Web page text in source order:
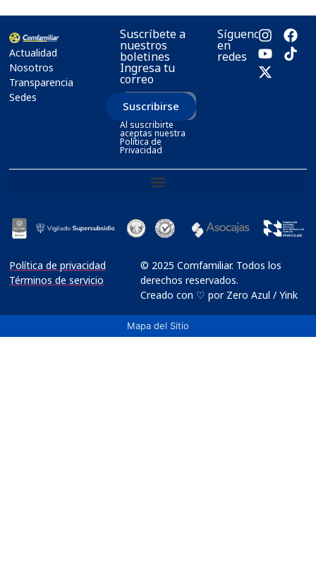
Actualidad
Nosotros
Transparencia
Sedes
Suscríbete a
nuestros
boletines
Ingresa tu
correo
Suscribirse
Al suscribirte
aceptas nuestra
Política de
Privacidad
Síguenos
en
redes
Política de privacidad
Términos de servicio
© 2025 Comfamiliar. Todos los
derechos reservados.
Creado con ♡ por Zero Azul / Yink
Mapa del Sitio